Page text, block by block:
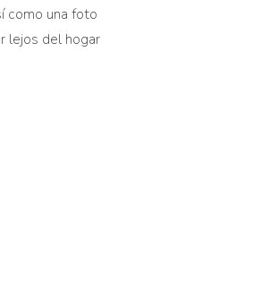
como una foto
lejos del hogar